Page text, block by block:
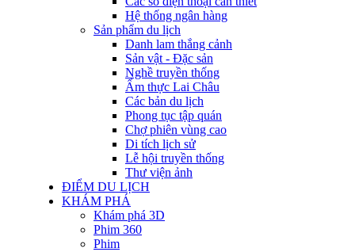
Hệ thống ngân hàng
Sản phẩm du lịch
Danh lam thắng cảnh
Sản vật - Đặc sản
Nghề truyền thống
Ẩm thực Lai Châu
Các bản du lịch
Phong tục tập quán
Chợ phiên vùng cao
Di tích lịch sử
Lễ hội truyền thống
Thư viện ảnh
ĐIỂM DU LỊCH
KHÁM PHÁ
Khám phá 3D
Phim 360
Phim